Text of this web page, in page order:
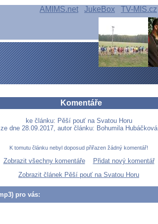
AMIMS.net JukeBox TV-MIS.cz
Komentáře
ke článku: Pěší pouť na Svatou Horu
ze dne 28.09.2017, autor článku: Bohumila Hubáčková
K tomutu článku nebyl doposud přiřazen žádný komentář!
Zobrazit všechny komentáře
Přidat nový komentář
Zobrazit článek Pěší pouť na Svatou Horu
pro vás: